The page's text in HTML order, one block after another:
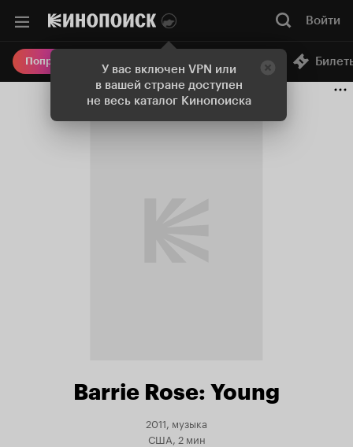
У вас включен VPN или
в вашей стране доступен
не весь каталог Кинопоиска
Войти
Попробовать Плюс Онлайн-кинотеатр
Barrie Rose: Young
2011, музыка
США, 2 мин